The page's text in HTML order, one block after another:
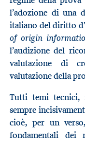
l’adozione di una
italiano del diritto
of origin
l’audizione del
valutazione di
valutazione della
Tutti temi tecnici,
sempre
cioè, per un
fondamentali dei